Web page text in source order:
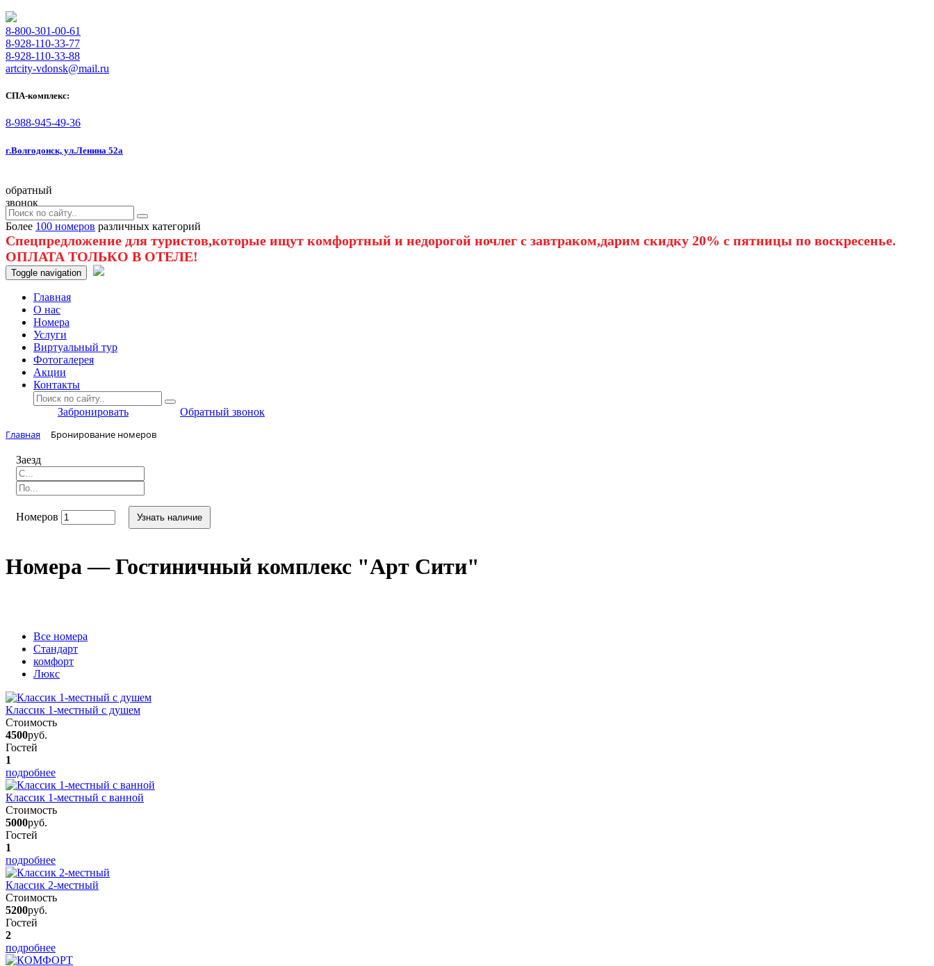
8-800-301-00-61
8-928-110-33-77
8-928-110-33-88
artcity-vdonsk@mail.ru
СПА-комплекс:
8-988-945-49-36
г.Волгодонск, ул.Ленина 52а
обратный
звонок
Более 100 номеров различных категорий
Спецпредложение для туристов,которые ищут комфортный и недорогой ночлег с завтраком,дарим скидку 20% с пятницы по воскресенье.
ОПЛАТА ТОЛЬКО В ОТЕЛЕ!
Toggle navigation
Главная
O нас
Номера
Услуги
Виртуальный тур
Фотогалерея
Акции
Контакты
Забронировать Обратный звонок
Главная Бронирование номеров
Заезд
Номеров Узнать наличие
Номера — Гостиничный комплекс "Арт Сити"
Вcе номера
Стандарт
комфорт
Люкс
Классик 1-местный с душем
Стоимость
4500руб.
Гостей
1
подробнее
Классик 1-местный с ванной
Стоимость
5000руб.
Гостей
1
подробнее
Классик 2-местный
Стоимость
5200руб.
Гостей
2
подробнее